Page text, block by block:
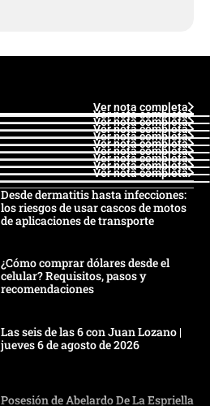
Ver nota completa
Ver nota completa
Ver nota completa
Ver nota completa
Ver nota completa
Ver nota completa
Ver nota completa
Ver nota completa
Ver nota completa
Ver nota completa
Desde dermatitis hasta infecciones:
los riesgos de usar cascos de motos
de aplicaciones de transporte
¿Cómo comprar dólares desde el
celular? Requisitos, pasos y
recomendaciones
Las seis de las 6 con Juan Lozano |
jueves 6 de agosto de 2026
Posesión de Abelardo De La Espriella